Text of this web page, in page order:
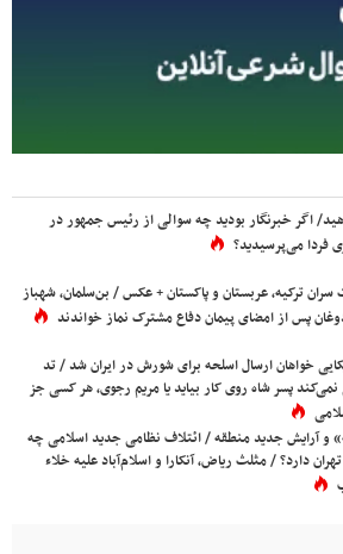
اگر خبرنگار بودید چه سوالی از رئیس جمهور در
می‌پرسیدید؟
سران ترکیه، عربستان و پاکستان + عکس / بن‌سلمان، شهباز
پس از امضای پیمان دفاع مشترک نماز خواندند
خواهان ارسال اسلحه برای شورش در ایران شد / تد
پسر شاه روی کار بیاید یا مریم رجوی، هر کسی جز
و آرایش جدید منطقه / ائتلاف نظامی جدید اسلامی چه
دارد؟ / مثلث ریاض، آنکارا و اسلام‌آباد علیه خلاء